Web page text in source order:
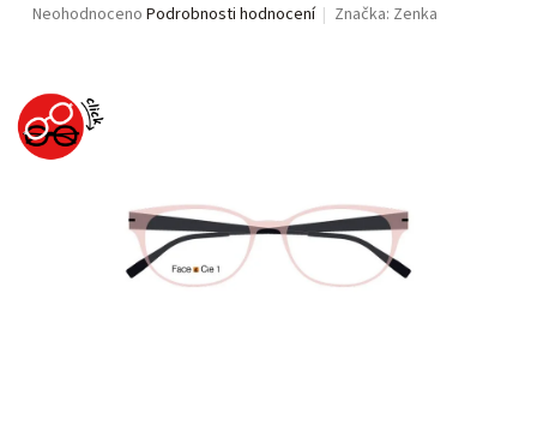
Průměrné
0,0
z
5
Neohodnoceno Podrobnosti hodnocení Značka: Zenka